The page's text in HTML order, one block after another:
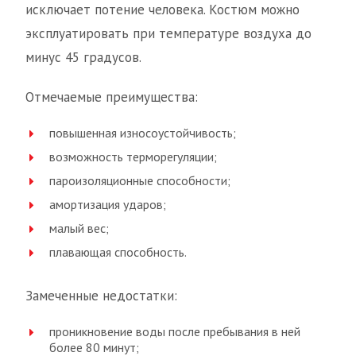
исключает потение человека. Костюм можно
эксплуатировать при температуре воздуха до
минус 45 градусов.
Отмечаемые преимущества:
повышенная износоустойчивость;
возможность терморегуляции;
пароизоляционные способности;
амортизация ударов;
малый вес;
плавающая способность.
Замеченные недостатки:
проникновение воды после пребывания в ней
более 80 минут;